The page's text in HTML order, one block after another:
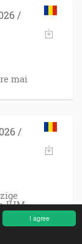
I agree
/
mai
/
IHM-